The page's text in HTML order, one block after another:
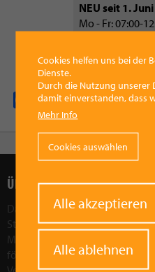
NEU seit 1.
Mo - Fr: 07:00-
Samstag:
Facebook
Pinterest
X WhatsApp
Email
ÜBER UNS
Das Ziel des Vorchdorfer
Stärkung der Region
Marktgemeinde Vorchdorf als
fördern und stärken. Durch
Cookies helfen uns bei der
Dienste.
Durch die Nutzung unserer
damit einverstanden, dass
Mehr Info
Cookies auswählen
Alle akzeptieren
Alle ablehnen